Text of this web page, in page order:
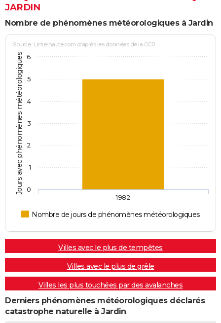
JARDIN
Nombre de phénomènes météorologiques à Jardin
Jours avec phénomènes météorologiques
Source : Linternaute.com d'après les données de la CCR
Nombre de jours de phénomènes météorologiques
1982
0
1
2
3
4
5
6
Villes avec le plus de tempêtes
Villes avec le plus de grêle
Villes les plus touchées par des avalanches
Derniers phénomènes météorologiques déclarés
catastrophe naturelle à Jardin